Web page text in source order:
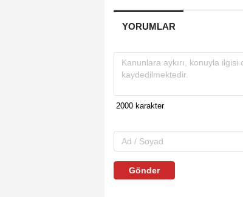
YORUMLAR
Gönder